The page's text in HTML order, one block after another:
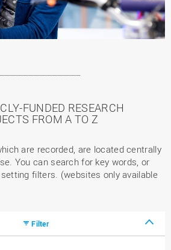
FUNDED RESEARCH
FROM A TO Z
are recorded, are located centrally
You can search for key words, or
filters. (websites only available
Filter